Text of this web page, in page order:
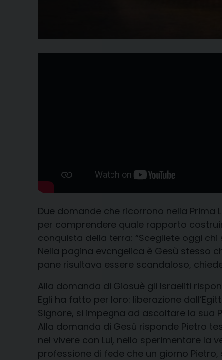
Due domande che ricorrono nella
per comprendere quale rapporto
conquista della terra: “Scegliete oggi
Nella pagina evangelica è Gesù stesso
pane risultava essere scandaloso,
Alla domanda di Giosuè gli Israeliti
Egli ha fatto per loro: liberazione
Signore, si impegna ad ascoltare la sua
Alla domanda di Gesù risponde Pietro
nel vivere con Lui, nello sperimentare la
professione di fede che un giorno